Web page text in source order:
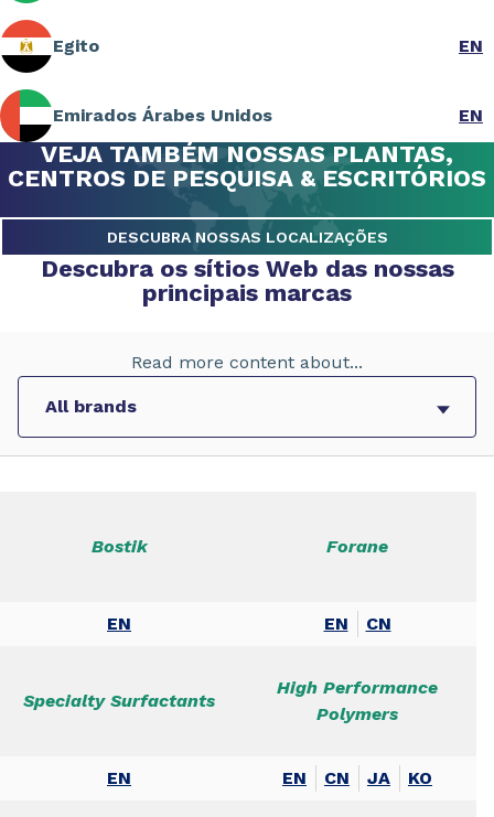
Egito EN
Emirados Árabes Unidos EN
VEJA TAMBÉM NOSSAS PLANTAS,
CENTROS DE PESQUISA & ESCRITÓRIOS
DESCUBRA NOSSAS LOCALIZAÇÕES
Descubra os sítios Web das nossas
principais marcas
Read more content about...
Bostik
EN
Forane
EN CN
Specialty Surfactants
EN
High Performance
Polymers
EN CN JA KO